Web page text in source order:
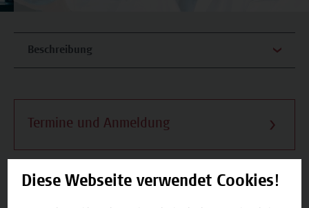
Beschreibung
Termine und Anmeldung
Diese Webseite verwendet Cookies!